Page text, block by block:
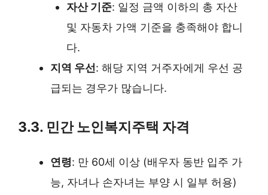
자산 기준: 일정 금액 이하의 총 자산
및 자동차 가액 기준을 충족해야 합니
다.
지역 우선 : 해당 지역 거주자에게 우선 공
급되는 경우가 많습니다.
3.3. 민간 노인복지주택 자격
연령: 만 60세 이상 (배우자 동반 입주 가
능, 자녀나 손자녀는 부양 시 일부 허용)